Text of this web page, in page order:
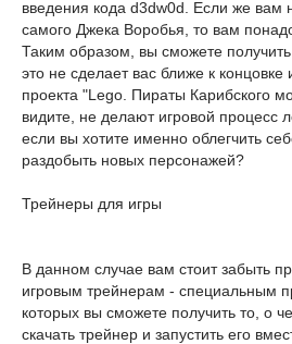
введения кода d3dw0d. Если же вам
самого Джека Воробья, то вам
Таким образом, вы сможете
это не сделает вас ближе к концовке
проекта "Lego. Пираты Карибского
видите, не делают игровой процесс
если вы хотите именно облегчить
раздобыть новых персонажей?
Трейнеры для игры
В данном случае вам стоит забыть
игровым трейнерам - специальным
которых вы сможете получить то, о
скачать трейнер и запустить его